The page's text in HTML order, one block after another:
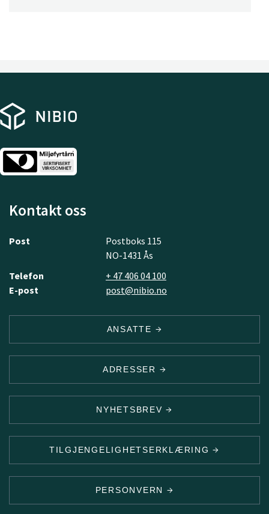
Kontakt oss
Post
Postboks 115
NO-1431 Ås
Telefon
+ 47 406 04 100
E-post
post@nibio.no
ANSATTE
ADRESSER
NYHETSBREV
TILGJENGELIGHETSERKLÆRING
PERSONVERN